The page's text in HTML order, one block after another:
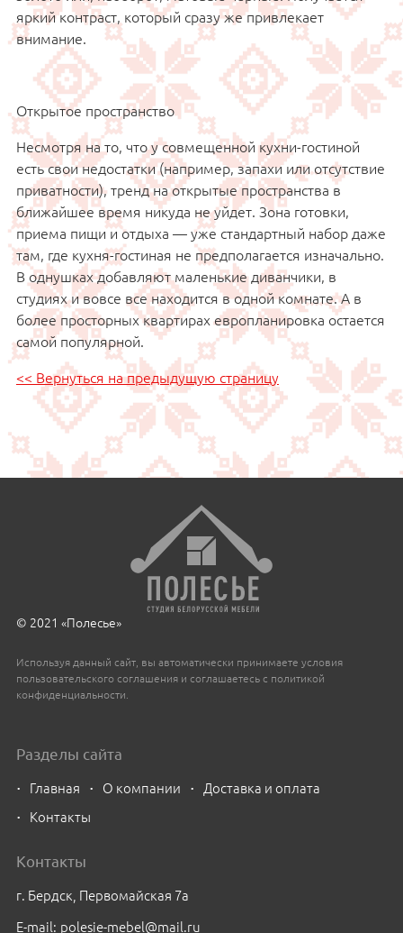
яркий контраст, который сразу же привлекает
внимание.
Открытое пространство
Несмотря на то, что у совмещенной кухни-гостиной
есть свои недостатки (например, запахи или отсутствие
приватности), тренд на открытые пространства в
ближайшее время никуда не уйдет. Зона готовки,
приема пищи и отдыха — уже стандартный набор даже
там, где кухня-гостиная не предполагается изначально.
В однушках добавляют маленькие диванчики, в
студиях и вовсе все находится в одной комнате. А в
более просторных квартирах европланировка остается
самой популярной.
<< Вернуться на предыдущую страницу
© 2021 «Полесье»
Используя данный сайт, вы автоматически принимаете условия
пользовательского соглашения и соглашаетесь с политикой
конфиденциальности.
Разделы сайта
Главная
О компании
Доставка и оплата
Контакты
Контакты
г. Бердск, Первомайская 7а
E-mail: polesie-mebel@mail.ru